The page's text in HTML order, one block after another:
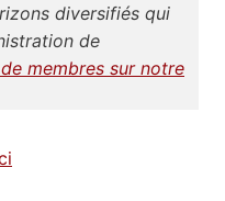
diversifiés qui
de
membres sur notre